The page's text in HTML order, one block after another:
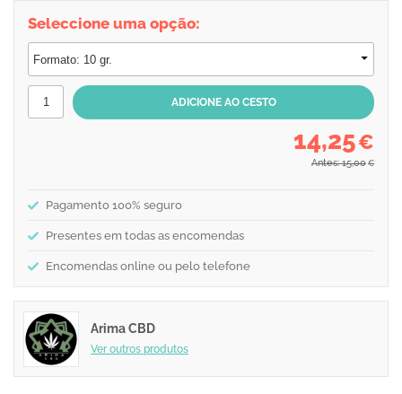
Seleccione uma opção:
14,25€
Antes: 15,00 €
Pagamento 100% seguro
Presentes em todas as encomendas
Encomendas online ou pelo telefone
Arima CBD
Ver outros produtos